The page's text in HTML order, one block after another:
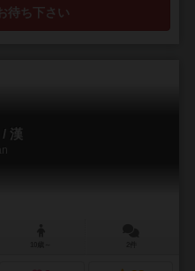
待ち下さい
漢